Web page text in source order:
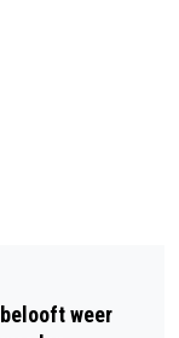
ROSA
HET
weer